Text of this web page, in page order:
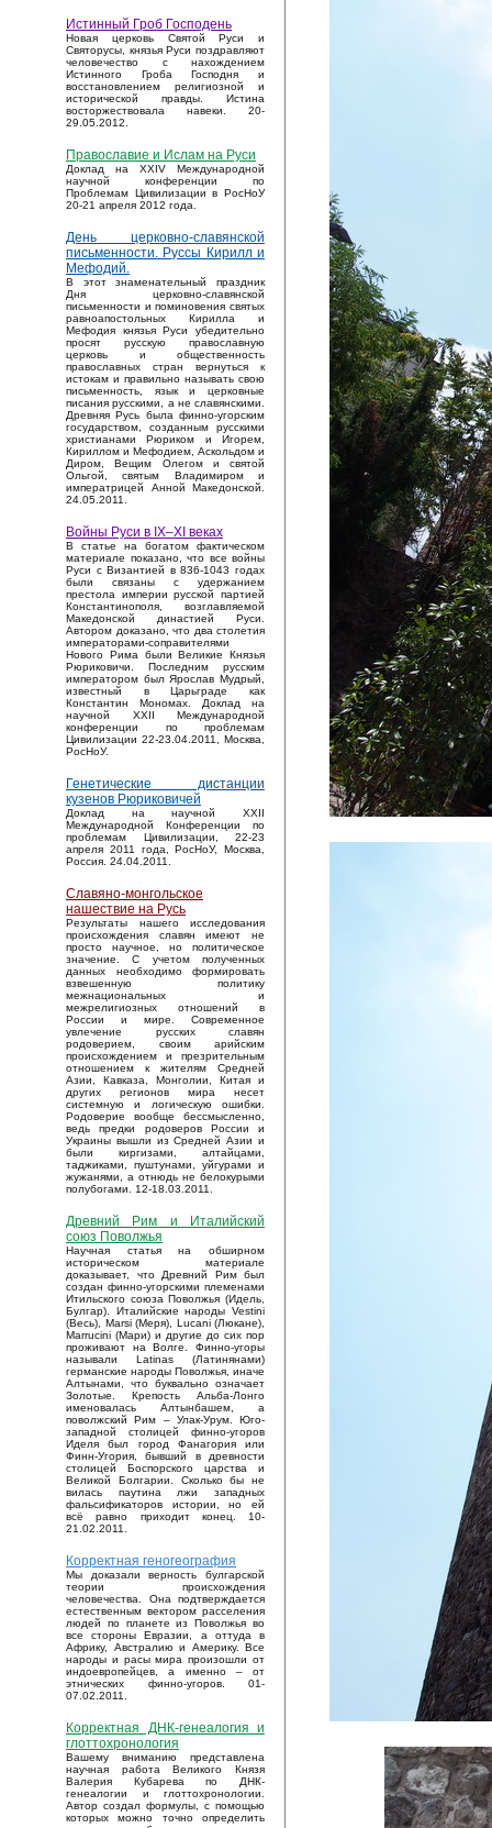
Истинный Гроб Господень
Новая церковь Святой Руси и
Святорусы, князья Руси поздравляют
человечество с нахождением
Истинного Гроба Господня и
восстановлением религиозной и
исторической правды. Истина
восторжествовала навеки. 20-
29.05.2012.
Православие и Ислам на Руси
Доклад на XXIV Международной
научной конференции по
Проблемам Цивилизации в РосНоУ
20-21 апреля 2012 года.
День церковно-славянской
письменности. Руссы Кирилл и
Мефодий.
В этот знаменательный праздник
Дня церковно-славянской
письменности и поминовения святых
равноапостольных Кирилла и
Мефодия князья Руси убедительно
просят русскую православную
церковь и общественность
православных стран вернуться к
истокам и правильно называть свою
письменность, язык и церковные
писания русскими, а не славянскими.
Древняя Русь была финно-угорским
государством, созданным русскими
христианами Рюриком и Игорем,
Кириллом и Мефодием, Аскольдом и
Диром, Вещим Олегом и святой
Ольгой, святым Владимиром и
императрицей Анной Македонской.
24.05.2011.
Войны Руси в IX–XI веках
В статье на богатом фактическом
материале показано, что все войны
Руси с Византией в 836-1043 годах
были связаны с удержанием
престола империи русской партией
Константинополя, возглавляемой
Македонской династией Руси.
Автором доказано, что два столетия
императорами-соправителями
Нового Рима были Великие Князья
Рюриковичи. Последним русским
императором был Ярослав Мудрый,
известный в Царьграде как
Константин Мономах. Доклад на
научной XXII Международной
конференции по проблемам
Цивилизации 22-23.04.2011, Москва,
РосНоУ.
Генетические дистанции
кузенов Рюриковичей
Доклад на научной XXII
Международной Конференции по
проблемам Цивилизации, 22-23
апреля 2011 года, РосНоУ, Москва,
Россия. 24.04.2011.
Славяно-монгольское
нашествие на Русь
Результаты нашего исследования
происхождения славян имеют не
просто научное, но политическое
значение. С учетом полученных
данных необходимо формировать
взвешенную политику
межнациональных и
межрелигиозных отношений в
России и мире. Современное
увлечение русских славян
родоверием, своим арийским
происхождением и презрительным
отношением к жителям Средней
Азии, Кавказа, Монголии, Китая и
других регионов мира несет
системную и логическую ошибки.
Родоверие вообще бессмысленно,
ведь предки родоверов России и
Украины вышли из Средней Азии и
были киргизами, алтайцами,
таджиками, пуштунами, уйгурами и
жужанями, а отнюдь не белокурыми
полубогами. 12-18.03.2011.
Древний Рим и Италийский
союз Поволжья
Научная статья на обширном
историческом материале
доказывает, что Древний Рим был
создан финно-угорскими племенами
Итильского союза Поволжья (Идель,
Булгар). Италийские народы Vestini
(Весь), Marsi (Меря), Lucani (Люкане),
Marrucini (Мари) и другие до сих пор
проживают на Волге. Финно-угоры
называли Latinas (Латинянами)
германские народы Поволжья, иначе
Алтынами, что буквально означает
Золотые. Крепость Альба-Лонго
именовалась Алтынбашем, а
поволжский Рим – Улак-Урум. Юго-
западной столицей финно-угоров
Иделя был город Фанагория или
Финн-Угория, бывший в древности
столицей Боспорского царства и
Великой Болгарии. Сколько бы не
вилась паутина лжи западных
фальсификаторов истории, но ей
всё равно приходит конец. 10-
21.02.2011.
Корректная геногеография
Мы доказали верность булгарской
теории происхождения
человечества. Она подтверждается
естественным вектором расселения
людей по планете из Поволжья во
все стороны Евразии, а оттуда в
Африку, Австралию и Америку. Все
народы и расы мира произошли от
индоевропейцев, а именно – от
этнических финно-угоров. 01-
07.02.2011.
Корректная ДНК-генеалогия и
глоттохронология
Вашему вниманию представлена
научная работа Великого Князя
Валерия Кубарева по ДНК-
генеалогии и глоттохронологии.
Автор создал формулы, с помощью
которых можно точно определить